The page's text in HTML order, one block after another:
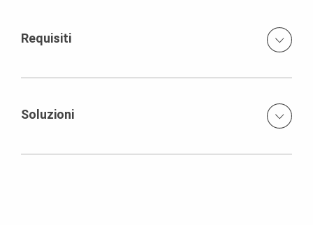
Requisiti
Soluzioni